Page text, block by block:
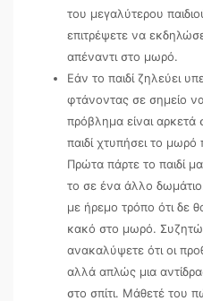
του μεγαλύτερου
επιτρέψετε να
απέναντι στο μωρό.
Εάν το παιδί ζηλεύει
φτάνοντας σε σημείο να
πρόβλημα είναι
παιδί χτυπήσει το μωρό
Πρώτα πάρτε το παιδί
το σε ένα άλλο
με ήρεμο τρόπο ότι δε
κακό στο μωρό.
ανακαλύψετε ότι οι
αλλά απλώς μια
στο σπίτι. Μάθετέ του